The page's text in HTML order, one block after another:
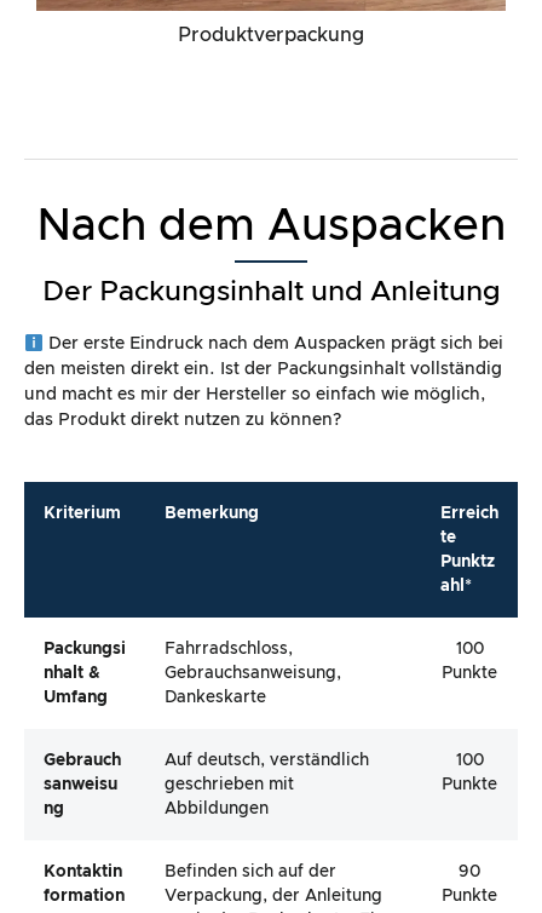
Produktverpackung
Nach dem Auspacken
Der Packungsinhalt und Anleitung
Der erste Eindruck nach dem Auspacken prägt sich bei
den meisten direkt ein. Ist der Packungsinhalt vollständig
und macht es mir der Hersteller so einfach wie möglich,
das Produkt direkt nutzen zu können?
Kriterium Bemerkung
Erreich
te
Punktz
ahl*
Packungsi
Nhalt &
Umfang
Fahrradschloss,
Gebrauchsanweisung,
Dankeskarte
100
Punkte
Gebrauch
Sanweisu
Ng
Auf deutsch, verständlich
geschrieben mit
Abbildungen
100
Punkte
Kontaktin
Formation
Befinden sich auf der
Verpackung, der Anleitung
90
Punkte